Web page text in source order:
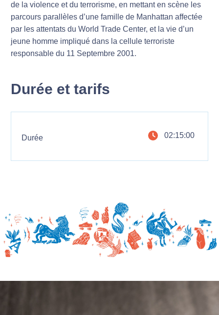
de la violence et du terrorisme, en mettant en scène les
parcours parallèles d’une famille de Manhattan affectée
par les attentats du World Trade Center, et la vie d’un
jeune homme impliqué dans la cellule terroriste
responsable du 11 Septembre 2001.
Durée et tarifs
Durée 02:15:00